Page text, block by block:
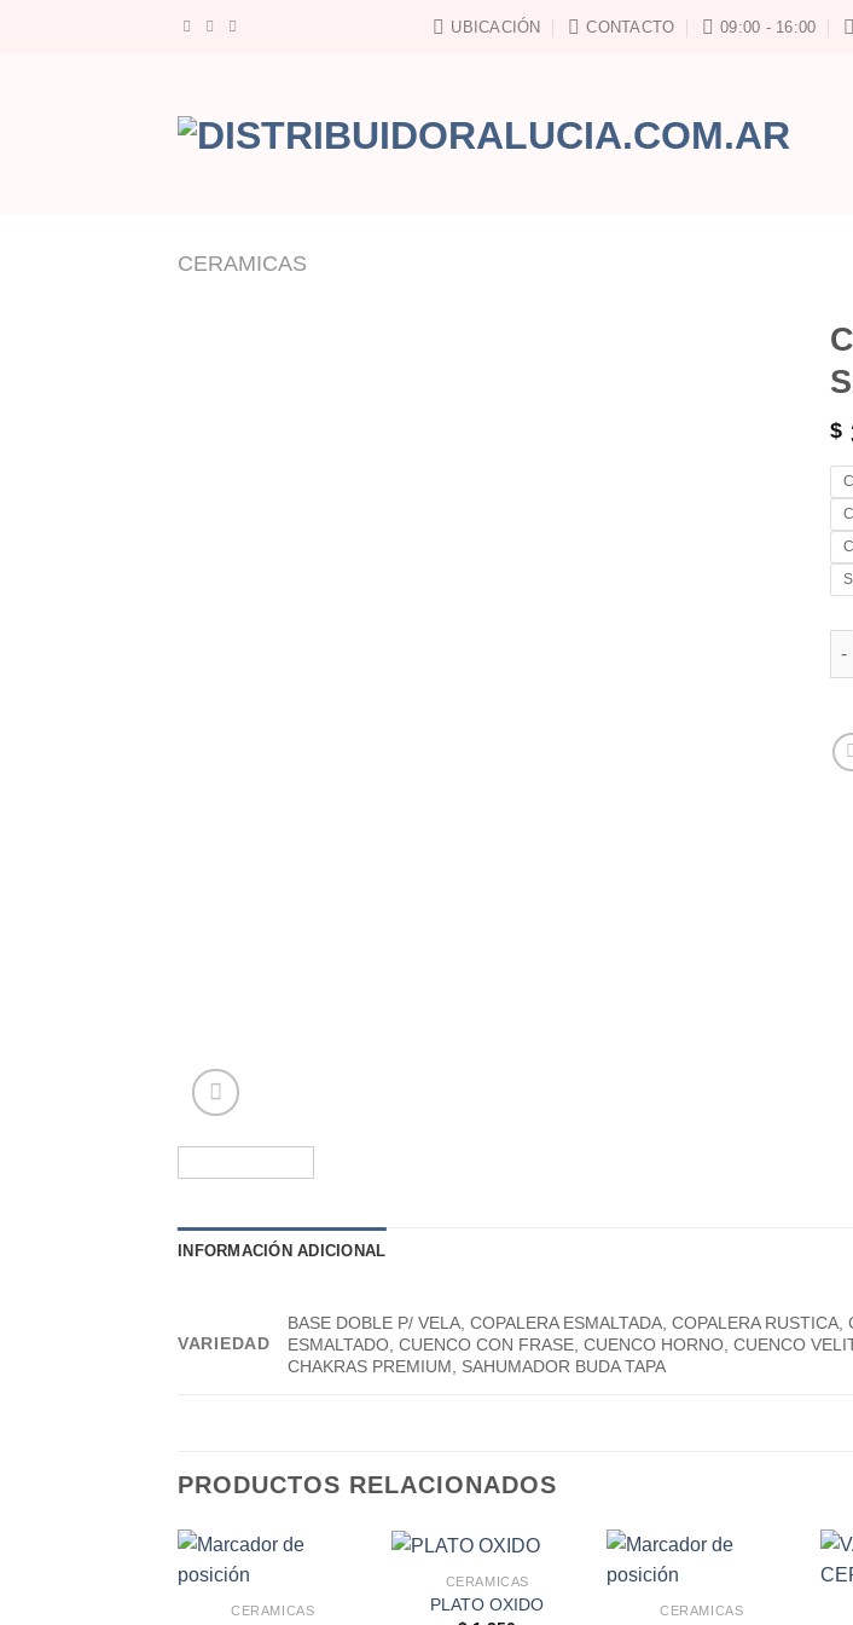
UBICACIÓN CONTACTO 09:00 - 16:00
CERAMICAS
$
INFORMACIÓN ADICIONAL
VARIEDAD
BASE DOBLE P/ VELA, COPALERA ESMALTADA, COPALERA
ESMALTADO, CUENCO CON FRASE, CUENCO HORNO, CUENCO
CHAKRAS PREMIUM, SAHUMADOR BUDA TAPA
PRODUCTOS RELACIONADOS
CERAMICAS
CERAMICAS
PLATO OXIDO
CERAMICAS